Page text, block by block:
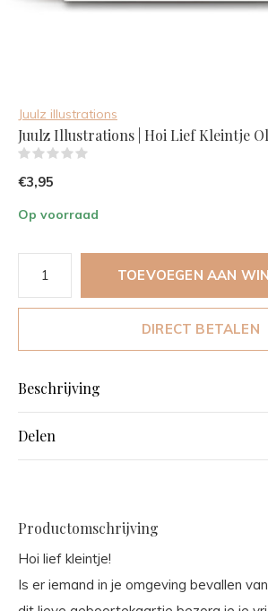
Juulz illustrations
Juulz Illustrations | Hoi Lief Kleintje
€3,95
Op voorraad
TOEVOEGEN AAN
DIRECT BETALEN
Beschrijving
Delen
Productomschrijving
Hoi lief kleintje!
Is er iemand in je omgeving bevallen